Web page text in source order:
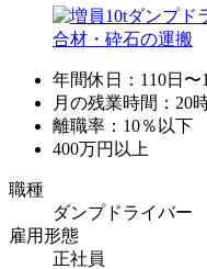
年間休日：110日〜
月の残業時間：20
離職率：10％以下
400万円以上
職種
ダンプドライバー
雇用形態
正社員